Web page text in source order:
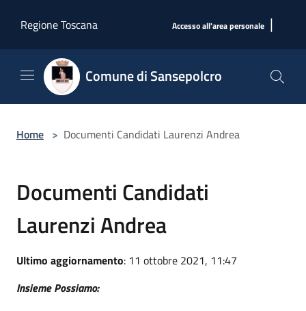
Regione Toscana
Accesso all'area personale |
Comune di Sansepolcro
Home > Documenti Candidati Laurenzi Andrea
Documenti Candidati
Laurenzi Andrea
Ultimo aggiornamento: 11 ottobre 2021, 11:47
Insieme Possiamo: